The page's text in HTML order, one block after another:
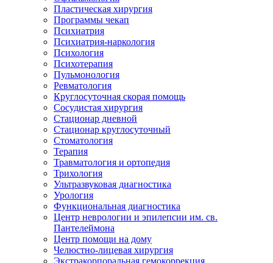
Пластическая хирургия
Программы чекап
Психиатрия
Психиатрия-наркология
Психология
Психотерапия
Пульмонология
Ревматология
Круглосуточная скорая помощь
Сосудистая хирургия
Стационар дневной
Стационар круглосуточный
Стоматология
Терапия
Травматология и ортопедия
Трихология
Ультразвуковая диагностика
Урология
Функциональная диагностика
Центр неврологии и эпилепсии им. св.
Пантелеймона
Центр помощи на дому
Челюстно-лицевая хирургия
Экстракорпоральная гемокоррекция